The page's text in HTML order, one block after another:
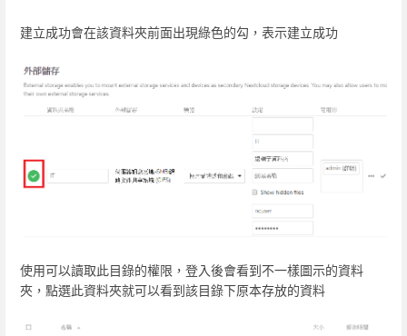
建立成功會在該資料夾前面出現綠色的勾，表示建立成功
使用可以讀取此目錄的權限，登入後會看到不一樣圖示的資料
夾，點選此資料夾就可以看到該目錄下原本存放的資料